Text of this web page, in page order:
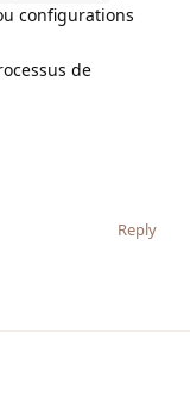
configurations
de
Reply